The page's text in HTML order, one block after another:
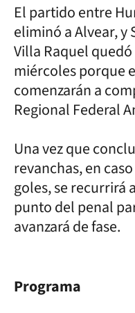
El partido entre
eliminó a Alvear, y
Villa Raquel
miércoles porque
comenzarán a
Regional Federal
Una vez que
revanchas, en
goles, se recurrirá
punto del penal
avanzará de fase.
Programa